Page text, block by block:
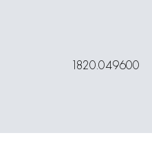
1820.049600